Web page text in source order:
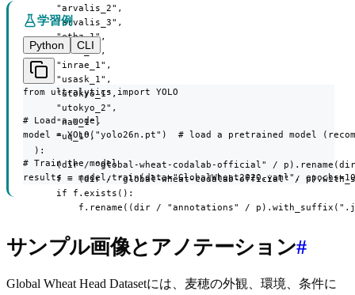
      "arvalis_2",
      "arvalis_3",
      "ethz_1",
      "rres_1",
      "inrae_1",
      "usask_1",
      "utokyo_1",
      "utokyo_2",
      "nau_1",
      "uq_1",
  ):
(dir / "global-wheat-codalab-official" /
f = (dir / "global-wheat-codalab-official" /
      if f.exists():
f.rename((dir / "annotations" /
学習例
Python
CLI
from ultralytics import YOLO
# Load a model
model = YOLO("yolo26n.pt")  # load a pretrained model
# Train the model
results = model.train(data="GlobalWheat2020.yaml",
サンプル画像とアノテーション#
Global Wheat Head Datasetには、麦穂の外観、環境、条件に